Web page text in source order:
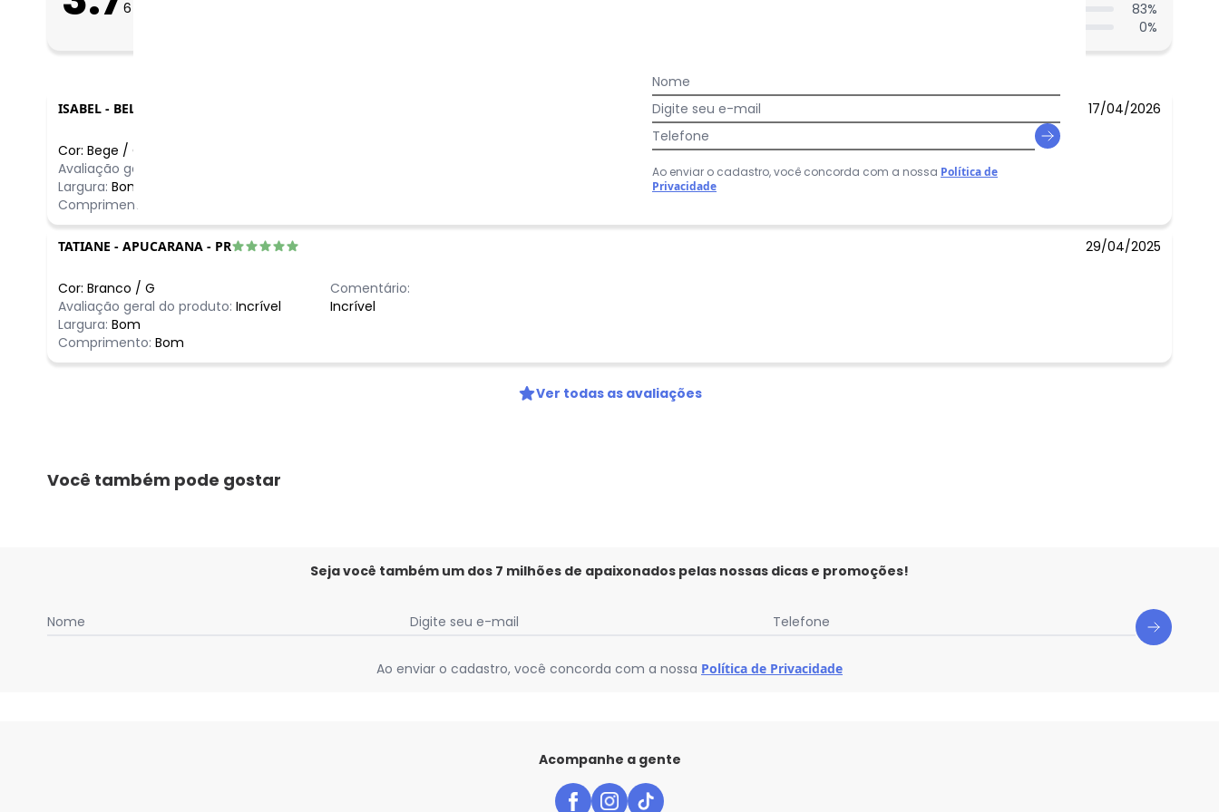
6 83%
0%
ISABEL - BELO HORIZONTE - MG 17/04/2026
Cor: Bege / G
Avaliação geral do produto:
Largura: Bom
Comprimento:
TATIANE - APUCARANA - PR 29/04/2025
Cor: Branco / G
Avaliação geral do produto: Incrível
Largura: Bom
Comprimento: Bom
Comentário:
Incrível
Ver todas as avaliações
Você também pode gostar
Seja você também um dos 7 milhões de apaixonados pelas nossas dicas e promoções!
Nome Digite seu e-mail Telefone
Ao enviar o cadastro, você concorda com a nossa Política de Privacidade
Acompanhe a gente
Nome
Digite seu e-mail
Telefone
Ao enviar o cadastro, você concorda com a nossa Política de
Privacidade